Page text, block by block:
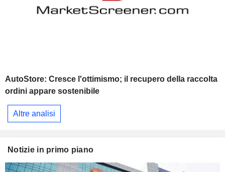
AutoStore: Cresce l'ottimismo; il recupero della raccolta
ordini appare sostenibile
Altre analisi
Notizie in primo piano